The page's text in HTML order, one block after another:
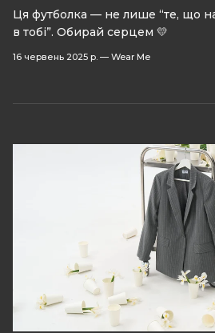
Ця футболка — не лише “те, що
в тобі”. Обирай серцем 💛
16 червень 2025 р. — Wear Me